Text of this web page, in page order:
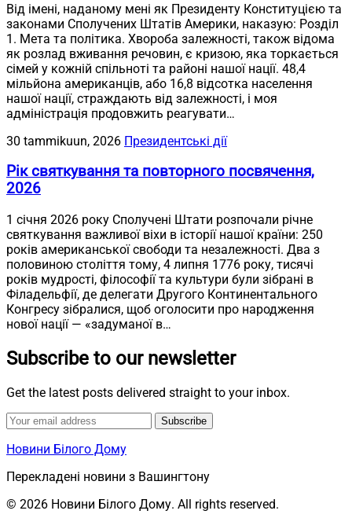
Від імені, наданому мені як Президенту Конституцією та
законами Сполучених Штатів Америки, наказую: Розділ
1. Мета та політика. Хвороба залежності, також відома
як розлад вживання речовин, є кризою, яка торкається
сімей у кожній спільноті та районі нашої нації. 48,4
мільйона американців, або 16,8 відсотка населення
нашої нації, страждають від залежності, і моя
адміністрація продовжить реагувати…
30 tammikuun, 2026 Президентські дії
Рік святкування та повторного посвячення,
2026
1 січня 2026 року Сполучені Штати розпочали річне
святкування важливої віхи в історії нашої країни: 250
років американської свободи та незалежності. Два з
половиною століття тому, 4 липня 1776 року, тисячі
років мудрості, філософії та культури були зібрані в
Філадельфії, де делегати Другого Континентального
Конгресу зібралися, щоб оголосити про народження
нової нації — «задуманої в…
Subscribe to our newsletter
Get the latest posts delivered straight to your inbox.
Subscribe
Новини Білого Дому
Перекладені новини з Вашингтону
© 2026 Новини Білого Дому. All rights reserved.